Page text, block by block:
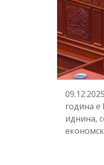
година е
иднина,